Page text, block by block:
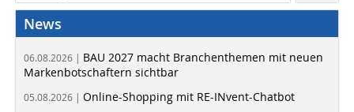
News
06.08.2026 | BAU 2027 macht Branchenthemen mit neuen
Markenbotschaftern sichtbar
05.08.2026 | Online-Shopping mit RE-INvent-Chatbot